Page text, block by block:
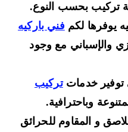
بحسب النوع.
لكمفني باركيه
والإسباني مع وجود
خدماتتركيب
وباحترافية.
و المقاوم للحرائق